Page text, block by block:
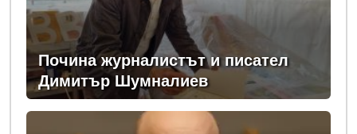
Почина журналистът и писател
Димитър Шумналиев